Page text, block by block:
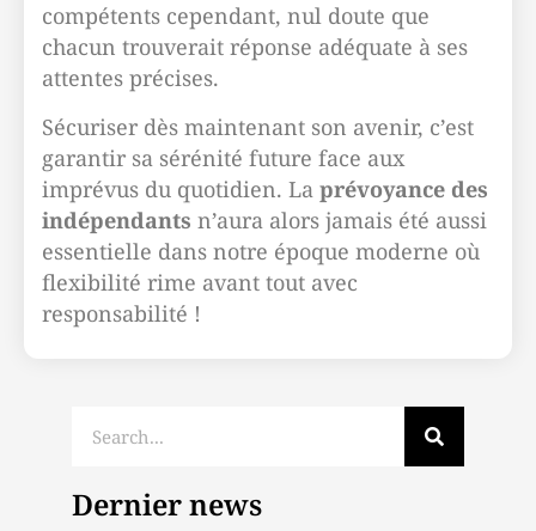
compétents cependant, nul doute que
chacun trouverait réponse adéquate à ses
attentes précises.
Sécuriser dès maintenant son avenir, c’est
garantir sa sérénité future face aux
imprévus du quotidien. La prévoyance des
indépendants n’aura alors jamais été aussi
essentielle dans notre époque moderne où
flexibilité rime avant tout avec
responsabilité !
Dernier news